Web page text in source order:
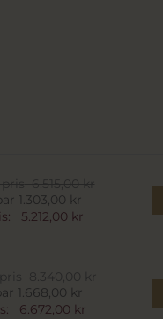
6.515,00 kr
1.303,00 kr
5.212,00 kr
8.340,00 kr
1.668,00 kr
6.672,00 kr